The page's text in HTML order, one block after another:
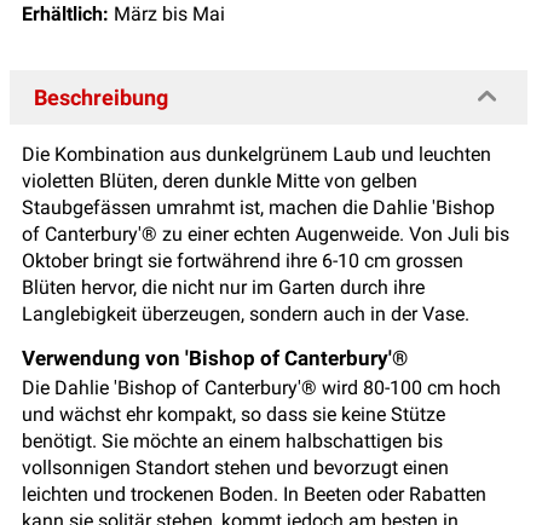
Erhältlich: März bis Mai
Beschreibung
Die Kombination aus dunkelgrünem Laub und leuchten
violetten Blüten, deren dunkle Mitte von gelben
Staubgefässen umrahmt ist, machen die Dahlie 'Bishop
of Canterbury'® zu einer echten Augenweide. Von Juli bis
Oktober bringt sie fortwährend ihre 6-10 cm grossen
Blüten hervor, die nicht nur im Garten durch ihre
Langlebigkeit überzeugen, sondern auch in der Vase.
Verwendung von 'Bishop of Canterbury'®
Die Dahlie 'Bishop of Canterbury'® wird 80-100 cm hoch
und wächst ehr kompakt, so dass sie keine Stütze
benötigt. Sie möchte an einem halbschattigen bis
vollsonnigen Standort stehen und bevorzugt einen
leichten und trockenen Boden. In Beeten oder Rabatten